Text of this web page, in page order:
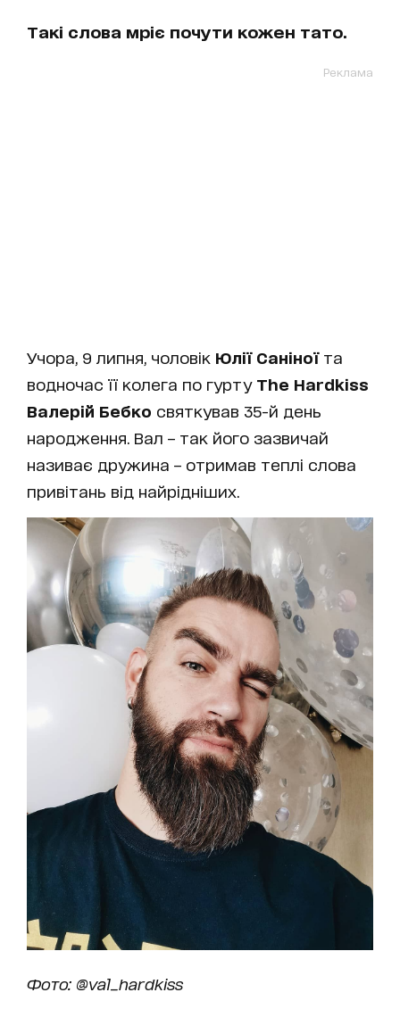
Такі слова мріє почути кожен тато.
Реклама
Учора, 9 липня, чоловік Юлії Саніноїта
водночас її колега по гурту The Hardkiss
Валерій Бебко святкував 35-й день
народження. Вал – так його зазвичай
називає дружина – отримав теплі слова
привітань від найрідніших.
Фото: @val_hardkiss